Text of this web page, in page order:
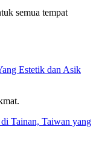
semua tempat
Estetik dan Asik
Tainan, Taiwan yang